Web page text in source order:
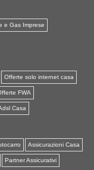
su
ALLO STORE
(NO)
ALLO STORE
e Gas Imprese
Offerte solo internet casa
FWA
Casa
Assicurazioni Casa
Partner Assicurativi